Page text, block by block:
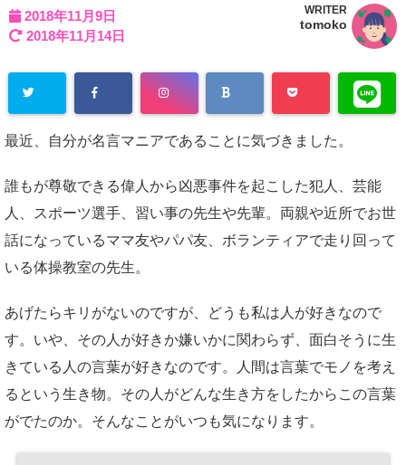
2018年11月9日
2018年11月14日
WRITER
tomoko
最近、自分が名言マニアであることに気づきました。
誰もが尊敬できる偉人から凶悪事件を起こした犯人、芸能
人、スポーツ選手、習い事の先生や先輩。両親や近所でお世
話になっているママ友やパパ友、ボランティアで走り回って
いる体操教室の先生。
あげたらキリがないのですが、どうも私は人が好きなので
す。いや、その人が好きか嫌いかに関わらず、面白そうに生
きている人の言葉が好きなのです。人間は言葉でモノを考え
るという生き物。その人がどんな生き方をしたからこの言葉
がでたのか。そんなことがいつも気になります。